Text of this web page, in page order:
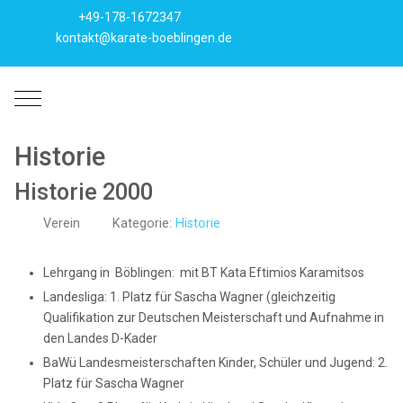
+49-178-1672347
kontakt@karate-boeblingen.de
Mobile Menu Toggle
Historie
Historie 2000
Verein Kategorie:Historie
Lehrgang in Böblingen: mit BT Kata Eftimios Karamitsos
Landesliga: 1. Platz für Sascha Wagner (gleichzeitig
Qualifikation zur Deutschen Meisterschaft und Aufnahme in
den Landes D-Kader
BaWü Landesmeisterschaften Kinder, Schüler und Jugend: 2.
Platz für Sascha Wagner